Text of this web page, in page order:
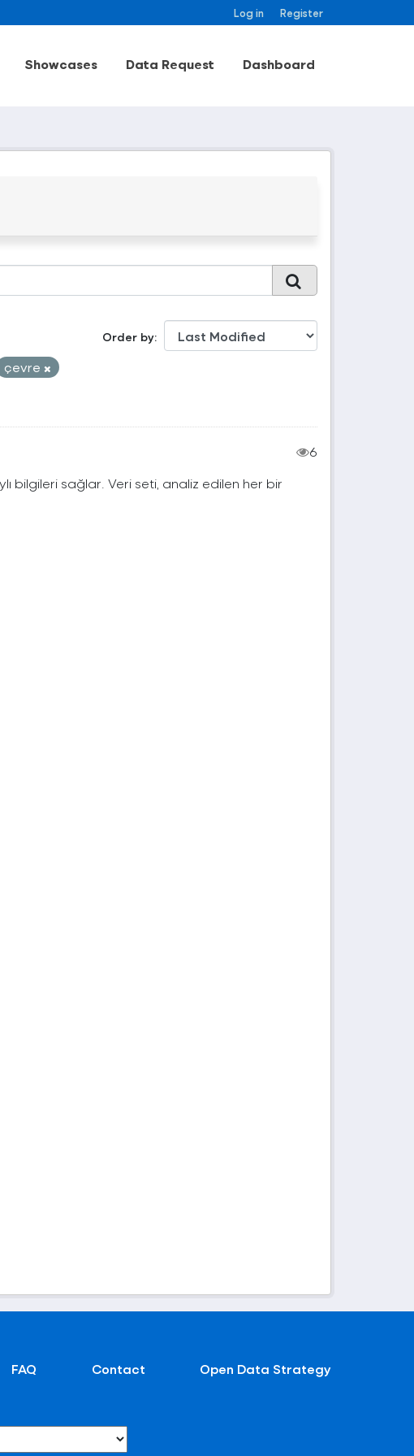
Log in Register
Showcases Data Request Dashboard
Order by
çevre
6
bilgileri sağlar. Veri seti, analiz edilen her bir
FAQ Contact Open Data Strategy